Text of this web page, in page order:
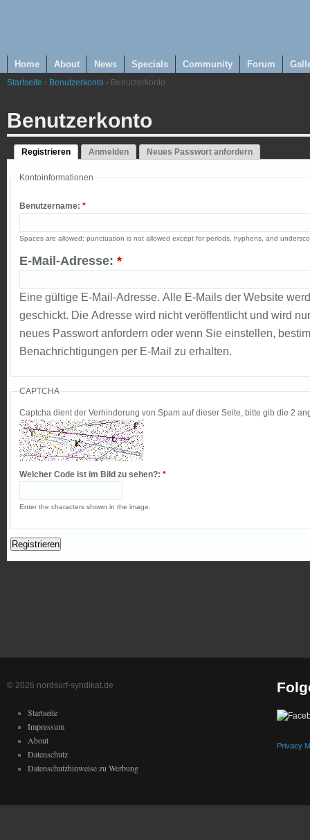
Home About News Specials Community Forum
Startseite › Benutzerkonto › Benutzerkonto
Benutzerkonto
Registrieren Anmelden Neues Passwort anfordern
Kontoinformationen
Benutzername: *
Spaces are allowed; punctuation is not allowed except for periods, hyphens, and
E-Mail-Adresse: *
Eine gültige E-Mail-Adresse. Alle E-Mails der Website
geschickt. Die Adresse wird nicht veröffentlicht und wird
neues Passwort anfordern oder wenn Sie einstellen,
Benachrichtigungen per E-Mail zu erhalten.
CAPTCHA
Captcha dient der Verhinderung von Spam auf dieser Seite, bitte gib die 2
Welcher Code ist im Bild zu sehen?: *
Enter the characters shown in the image.
© 2026 nordsurf-syndikat.de
Startseite
Impressum
About
Datenschutz
Datenschutzhinweise zu Werbung
Privacy